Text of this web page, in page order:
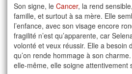
Son signe, le Cancer, la rend
famille, et surtout à sa mère. Elle
l’enfance, avec son visage encore
fragilité n’est qu’apparente, car
volonté et veux réussir. Elle a besoin
qu’on rende hommage à son
elle-même, elle soigne attentivement